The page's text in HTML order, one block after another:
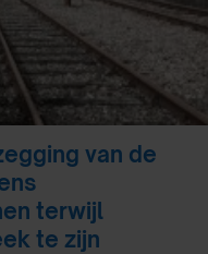
van de
terwijl
te zijn